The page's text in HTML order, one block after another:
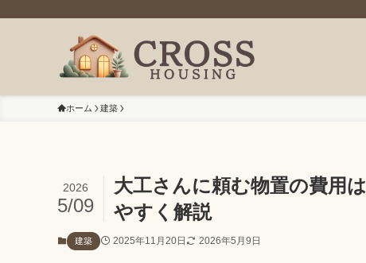
ホーム 建築
大工さんに頼む物置の費用
やすく解説
2026
5/09
建築 2025年11月20日 2026年5月9日